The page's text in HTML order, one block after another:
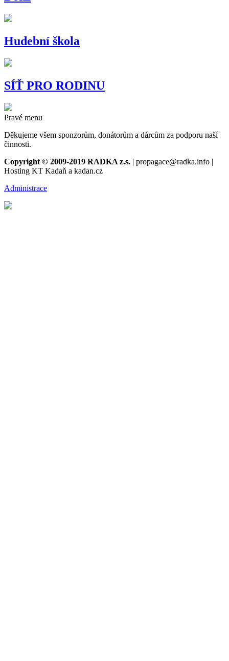
Hudební škola
SÍŤ PRO RODINU
Pravé menu
Děkujeme všem sponzorům, donátorům a dárcům za podporu naší
činnosti.
Copyright © 2009-2019 RADKA z.s. | propagace@radka.info |
Hosting KT Kadaň a kadan.cz
Administrace